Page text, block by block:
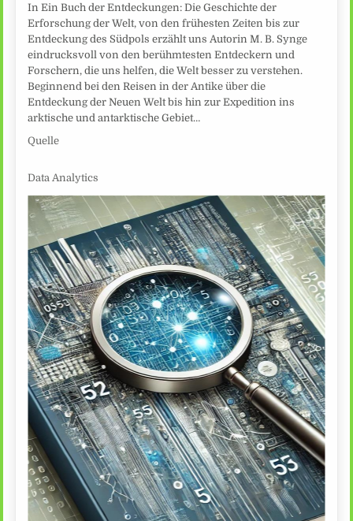
In Ein Buch der Entdeckungen: Die Geschichte der
Erforschung der Welt, von den frühesten Zeiten bis zur
Entdeckung des Südpols erzählt uns Autorin M. B. Synge
eindrucksvoll von den berühmtesten Entdeckern und
Forschern, die uns helfen, die Welt besser zu verstehen.
Beginnend bei den Reisen in der Antike über die
Entdeckung der Neuen Welt bis hin zur Expedition ins
arktische und antarktische Gebiet…
Quelle
Data Analytics